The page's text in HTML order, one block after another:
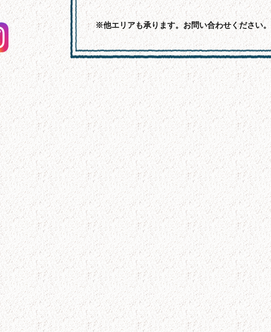
※他エリアも承ります。お問い合わせください。